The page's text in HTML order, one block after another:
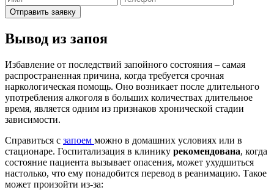
Отправить заявку
Вывод из запоя
Избавление от последствий запойного состояния – самая
распространенная причина, когда требуется срочная
наркологическая помощь. Оно возникает после длительного
употребления алкоголя в больших количествах длительное
время, является одним из признаков хронической стадии
зависимости.
Справиться с запоем можно в домашних условиях или в
стационаре. Госпитализация в клинику рекомендована, когда
состояние пациента вызывает опасения, может ухудшиться
настолько, что ему понадобится перевод в реанимацию. Такое
может произойти из-за: